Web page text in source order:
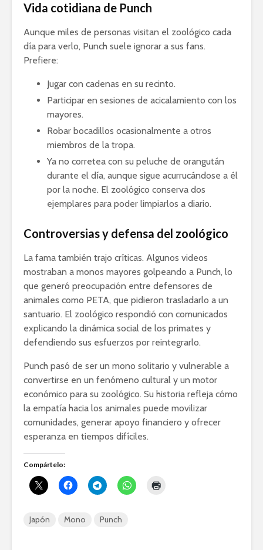
Vida cotidiana de Punch
Aunque miles de personas visitan el zoológico cada
día para verlo, Punch suele ignorar a sus fans.
Prefiere:
Jugar con cadenas en su recinto.
Participar en sesiones de acicalamiento con los
mayores.
Robar bocadillos ocasionalmente a otros
miembros de la tropa.
Ya no corretea con su peluche de orangután
durante el día, aunque sigue acurrucándose a él
por la noche. El zoológico conserva dos
ejemplares para poder limpiarlos a diario.
Controversias y defensa del zoológico
La fama también trajo críticas. Algunos videos
mostraban a monos mayores golpeando a Punch, lo
que generó preocupación entre defensores de
animales como PETA, que pidieron trasladarlo a un
santuario. El zoológico respondió con comunicados
explicando la dinámica social de los primates y
defendiendo sus esfuerzos por reintegrarlo.
Punch pasó de ser un mono solitario y vulnerable a
convertirse en un fenómeno cultural y un motor
económico para su zoológico. Su historia refleja cómo
la empatía hacia los animales puede movilizar
comunidades, generar apoyo financiero y ofrecer
esperanza en tiempos difíciles.
Compártelo:
Japón Mono Punch